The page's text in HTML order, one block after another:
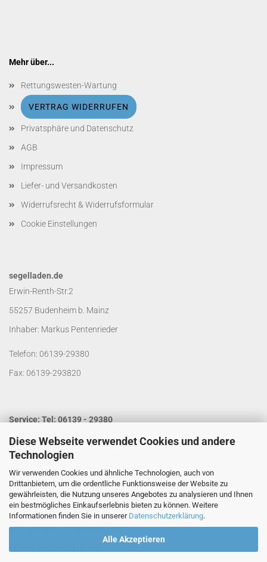
Diese Webseite verwendet Cookies und andere
Technologien
Wir verwenden Cookies und ähnliche Technologien, auch von
Drittanbietern, um die ordentliche Funktionsweise der Website zu
gewährleisten, die Nutzung unseres Angebotes zu analysieren und Ihnen
ein bestmögliches Einkaufserlebnis bieten zu können. Weitere
Informationen finden Sie in unserer Datenschutzerklärung.
Alle Akzeptieren
Mehr über...
Rettungswesten-Wartung
VERTRAG WIDERRUFEN
Privatsphäre und Datenschutz
AGB
Impressum
Liefer- und Versandkosten
Widerrufsrecht & Widerrufsformular
Cookie Einstellungen
segelladen.de
Erwin-Renth-Str.2
55257 Budenheim b. Mainz
Inhaber: Markus Pentenrieder
Telefon: 06139-29380
Fax: 06139-293820
Service: Tel: 06139 - 29380
Laden Öffnungszeiten:
Mo. - Do. von 9:00 bis 14:00 Uhr
Fr. von 9:00 bis 13:00 Uhr
Kontakt per Email:info@segelladen.de
Telefon Servicezeiten:
Mo. - Do. von 9:00 bis 16:00 Uhr